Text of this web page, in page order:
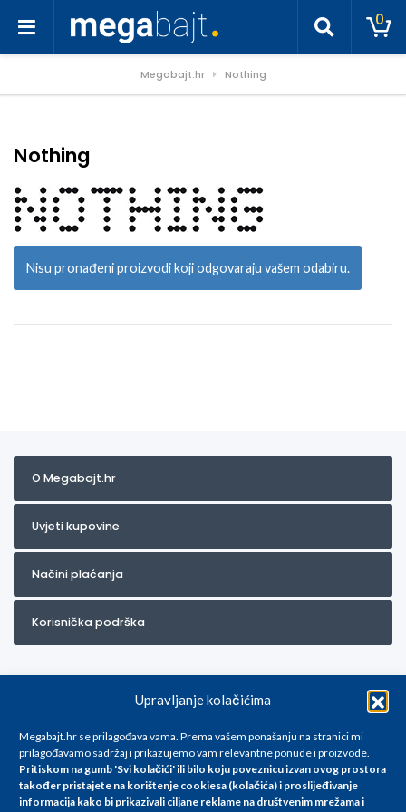
Upravljanje kolačićima
Megabajt.hr se prilagođava vama. Prema vašem ponašanju na stranici mi
prilagođavamo sadržaj i prikazujemo vam relevantne ponude i proizvode.
Pritiskom na gumb 'Svi kolačići' ili bilo koju poveznicu izvan ovog prostora
također pristajete na korištenje cookiesa (kolačića) i proslijeđivanje
informacija kako bi prikazivali ciljane reklame na društvenim mrežama i
0
Megabajt.hr Nothing
Nothing
Nisu pronađeni proizvodi koji odgovaraju vašem odabiru.
O Megabajt.hr
Uvjeti kupovine
Načini plaćanja
Korisnička podrška
Za artikle kojih trenutno nema u ponudi obratite nam se na
info@megabajt.hr. Sve cijene su informativnog karaktera i podložne su